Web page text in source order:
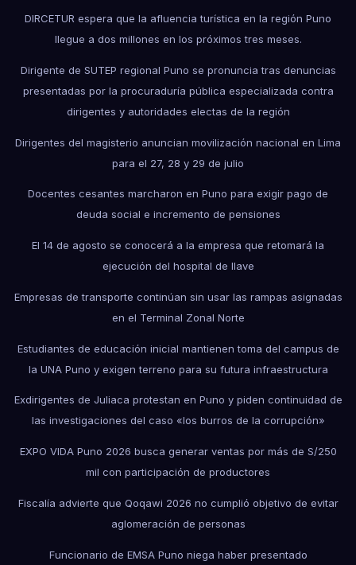
DIRCETUR espera que la afluencia turística en la región Puno
llegue a dos millones en los próximos tres meses.
Dirigente de SUTEP regional Puno se pronuncia tras denuncias
presentadas por la procuraduría pública especializada contra
dirigentes y autoridades electas de la región
Dirigentes del magisterio anuncian movilización nacional en Lima
para el 27, 28 y 29 de julio
Docentes cesantes marcharon en Puno para exigir pago de
deuda social e incremento de pensiones
El 14 de agosto se conocerá a la empresa que retomará la
ejecución del hospital de Ilave
Empresas de transporte continúan sin usar las rampas asignadas
en el Terminal Zonal Norte
Estudiantes de educación inicial mantienen toma del campus de
la UNA Puno y exigen terreno para su futura infraestructura
Exdirigentes de Juliaca protestan en Puno y piden continuidad de
las investigaciones del caso «los burros de la corrupción»
EXPO VIDA Puno 2026 busca generar ventas por más de S/250
mil con participación de productores
Fiscalía advierte que Qoqawi 2026 no cumplió objetivo de evitar
aglomeración de personas
Funcionario de EMSA Puno niega haber presentado